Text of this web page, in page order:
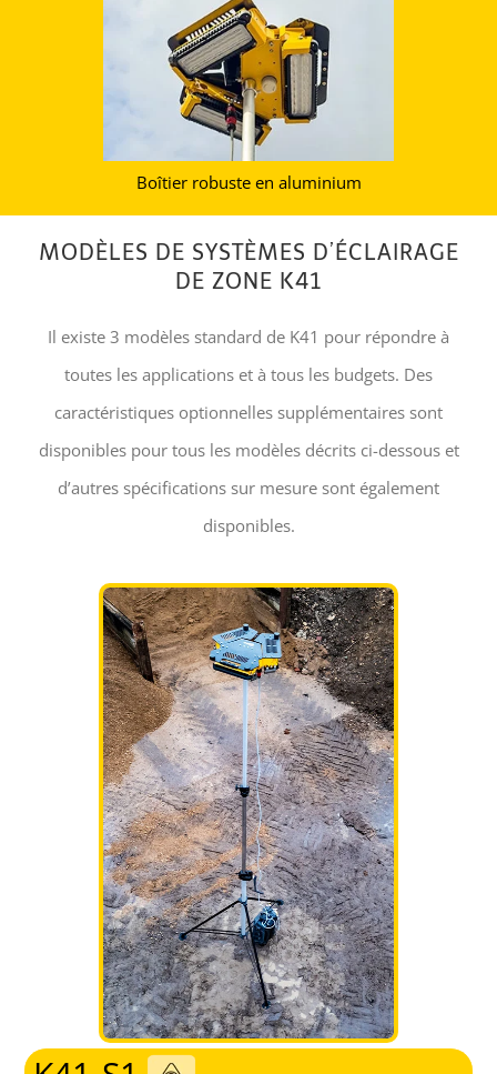
Boîtier robuste en aluminium
MODÈLES DE SYSTÈMES D’ÉCLAIRAGE
DE ZONE K41
Il existe 3 modèles standard de K41 pour répondre à
toutes les applications et à tous les budgets. Des
caractéristiques optionnelles supplémentaires sont
disponibles pour tous les modèles décrits ci-dessous et
d’autres spécifications sur mesure sont également
disponibles.